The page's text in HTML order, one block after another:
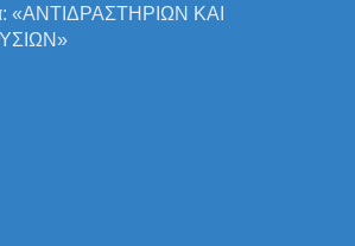
«ΑΝΤΙΔΡΑΣΤΗΡΙΩΝ ΚΑΙ